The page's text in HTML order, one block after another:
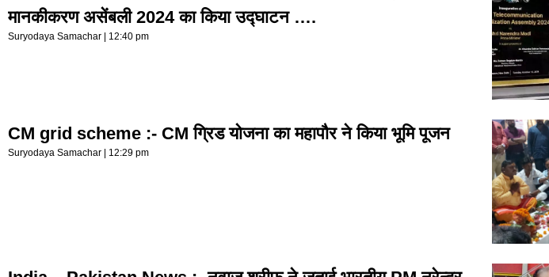
मानकीकरण असेंबली 2024 का किया उद्घाटन ….
Suryodaya Samachar 12:40 pm
CM grid scheme :- CM ग्रिड योजना का महापौर ने किया भूमि पूजन
Suryodaya Samachar 12:29 pm